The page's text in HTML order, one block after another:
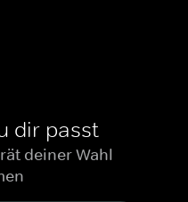
dir passt
deiner Wahl